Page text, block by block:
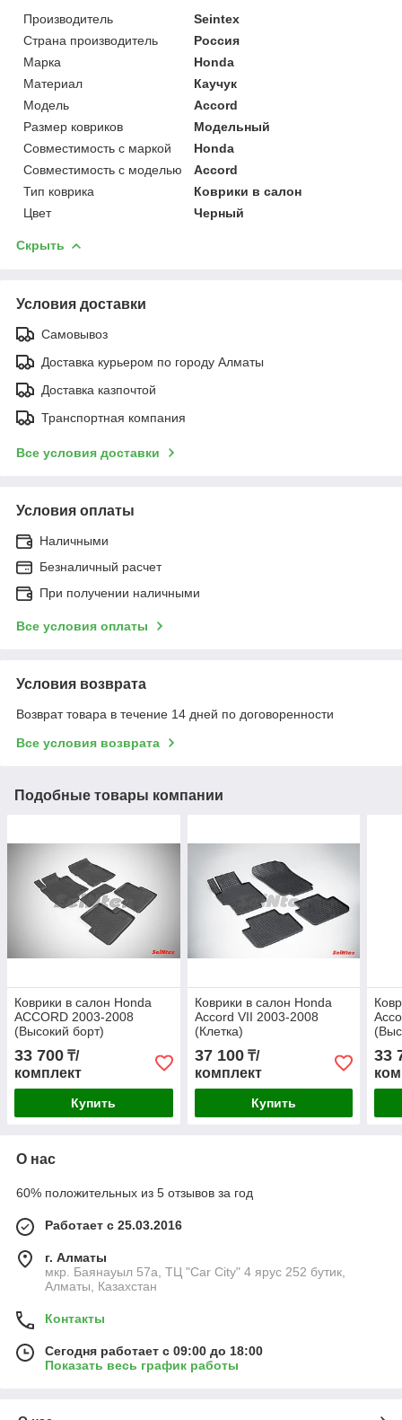
Производитель
Seintex
Страна производитель
Россия
Марка
Honda
Материал
Каучук
Модель
Accord
Размер ковриков
Модельный
Совместимость с маркой
Honda
Совместимость с моделью
Accord
Тип коврика
Коврики в салон
Цвет
Черный
Скрыть
Условия доставки
Самовывоз
Доставка курьером по городу Алматы
Доставка казпочтой
Транспортная компания
Все условия доставки
Условия оплаты
Наличными
Безналичный расчет
При получении наличными
Все условия оплаты
Условия возврата
Возврат товара в течение 14 дней по договоренности
Все условия возврата
Подобные товары компании
Коврики в салон Honda
ACCORD 2003-2008
(Высокий борт)
33 700 ₸/
комплект
Купить
Коврики в салон Honda
Accord VII 2003-2008
(Клетка)
37 100₸/
комплект
Купить
33
О нас
60% положительных из 5 отзывов за год
Работает с 25.03.2016
г. Алматы
мкр. Баянауыл 57а, ТЦ "Car Сity" 4 ярус 252 бутик,
Алматы, Казахстан
Контакты
Сегодня работает с 09:00 до 18:00
Показать весь график работы